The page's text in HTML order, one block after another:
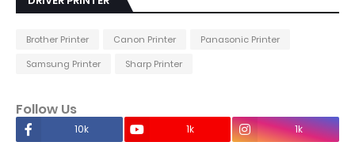
Brother Printer Canon Printer
Panasonic Printer
Samsung Printer
Sharp Printer
Follow Us
10k 1k 1k